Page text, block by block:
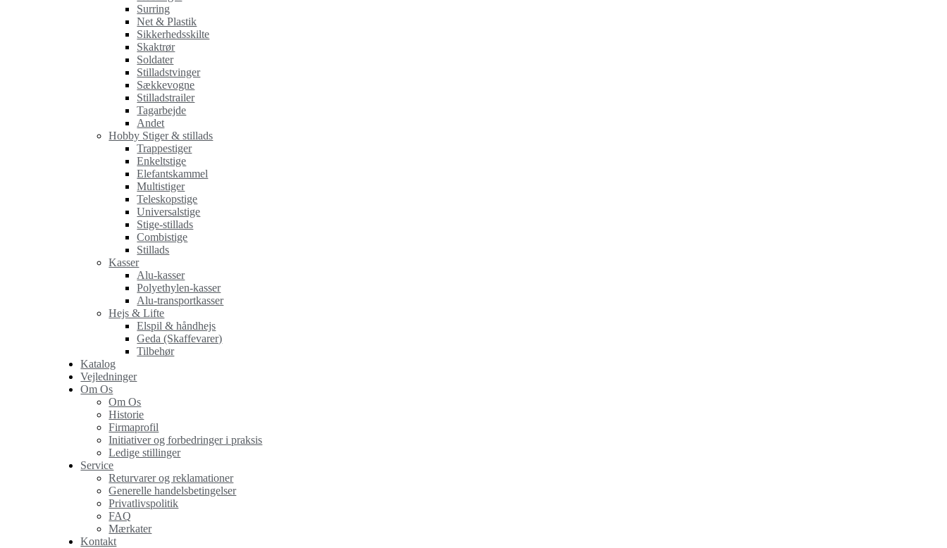
Surring
Net & Plastik
Sikkerhedsskilte
Skaktrør
Soldater
Stilladstvinger
Sækkevogne
Stilladstrailer
Tagarbejde
Andet
Hobby Stiger & stillads
Trappestiger
Enkeltstige
Elefantskammel
Multistiger
Teleskopstige
Universalstige
Stige-stillads
Combistige
Stillads
Kasser
Alu-kasser
Polyethylen-kasser
Alu-transportkasser
Hejs & Lifte
Elspil & håndhejs
Geda (Skaffevarer)
Tilbehør
Katalog
Vejledninger
Om Os
Om Os
Historie
Firmaprofil
Initiativer og forbedringer i praksis
Ledige stillinger
Service
Returvarer og reklamationer
Generelle handelsbetingelser
Privatlivspolitik
FAQ
Mærkater
Kontakt